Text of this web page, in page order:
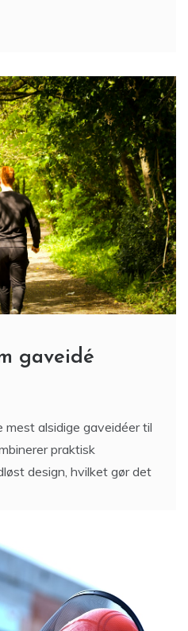
gaveidé
alsidige gaveidéer til
praktisk
design, hvilket gør det